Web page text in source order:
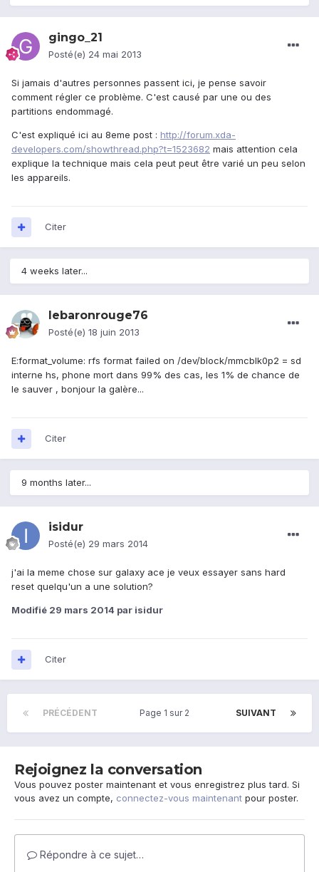
gingo_21
Posté(e) 24 mai 2013
Si jamais d'autres personnes passent ici, je pense savoir
comment régler ce problème. C'est causé par une ou des
partitions endommagé.
C'est expliqué ici au 8eme post : http://forum.xda-
developers.com/showthread.php?t=1523682 mais attention cela
explique la technique mais cela peut peut être varié un peu selon
les appareils.
Citer
4 weeks later...
lebaronrouge76
Posté(e) 18 juin 2013
E:format_volume: rfs format failed on /dev/block/mmcblk0p2 = sd
interne hs, phone mort dans 99% des cas, les 1% de chance de
le sauver , bonjour la galère...
Citer
9 months later...
isidur
Posté(e) 29 mars 2014
j'ai la meme chose sur galaxy ace je veux essayer sans hard
reset quelqu'un a une solution?
Modifié 29 mars 2014 par isidur
Citer
PRÉCÉDENT SUIVANT
Page 1 sur 2
Rejoignez la conversation
Vous pouvez poster maintenant et vous enregistrez plus tard. Si
vous avez un compte, connectez-vous maintenant pour poster.
Répondre à ce sujet…